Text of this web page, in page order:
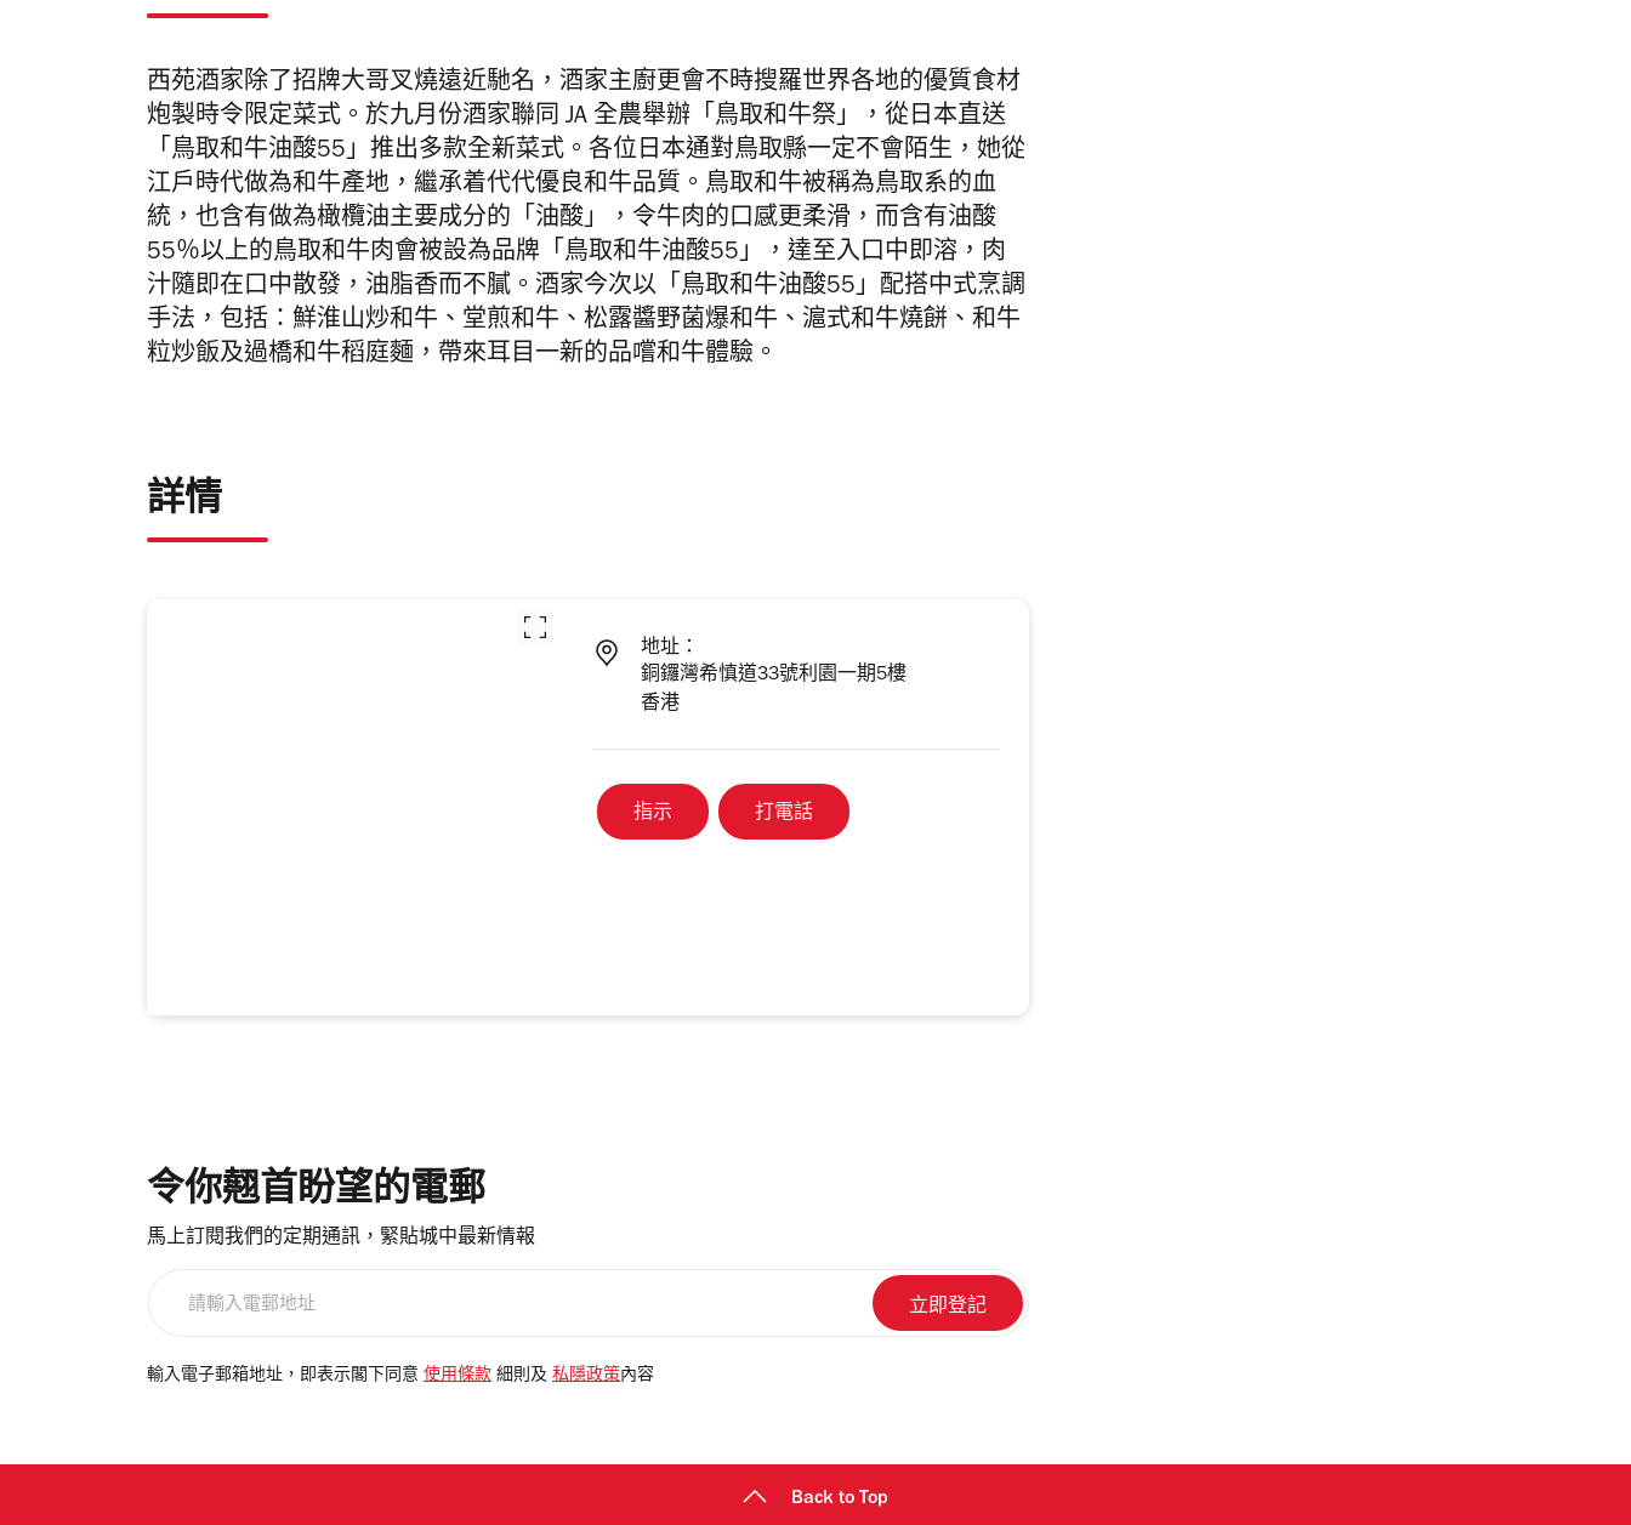
西苑酒家除了招牌大哥叉燒遠近馳名， 酒家主廚更會不時搜羅世界各地的優質食材
炮製時令限定菜式。於九月份酒家聯同 JA 全農舉辦「鳥取和牛祭」，從日本直送
「鳥取和牛油酸55」推出多款全新菜式。各位日本通對鳥取縣一定不會陌生，她從
江戶時代做為和牛產地，繼承着代代優良和牛品質。鳥取和牛被稱為鳥取系的血
統，也含有做為橄欖油主要成分的「油酸」，令牛肉的口感更柔滑，而含有油酸
55％以上的鳥取和牛肉會被設為品牌「鳥取和牛油酸55」，達至入口中即溶，肉
汁隨即在口中散發，油脂香而不膩。 酒家今次以「鳥取和牛油酸55」配搭中式烹調
手法，包括：鮮淮山炒和牛、堂煎和牛、松露醬野菌爆和牛、滬式和牛燒餅、和牛
粒炒飯及過橋和牛稻庭麵，帶來耳目一新的品嚐和牛體驗。
詳情
地址：
銅鑼灣希慎道33號利園一期5樓
香港
指示 打電話
令你翹首盼望的電郵
馬上訂閱我們的定期通訊，緊貼城中最新情報
電
輸入電子郵箱地址，即表示閣下同意 使用條款 細則及 私隱政策 內容
Back to Top